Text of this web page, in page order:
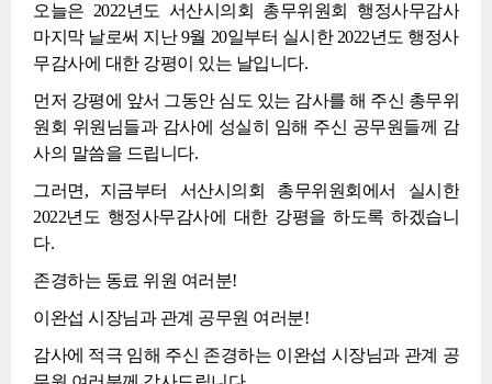
오늘은 2022년도 서산시의회 총무위원회 행정사무감사
마지막 날로써 지난 9월 20일부터 실시한 2022년도 행정사
무감사에 대한 강평이 있는 날입니다.
먼저 강평에 앞서 그동안 심도 있는 감사를 해 주신 총무위
원회 위원님들과 감사에 성실히 임해 주신 공무원들께 감
사의 말씀을 드립니다.
그러면, 지금부터 서산시의회 총무위원회에서 실시한
2022년도 행정사무감사에 대한 강평을 하도록 하겠습니
다.
존경하는 동료 위원 여러분!
이완섭 시장님과 관계 공무원 여러분!
감사에 적극 임해 주신 존경하는 이완섭 시장님과 관계 공